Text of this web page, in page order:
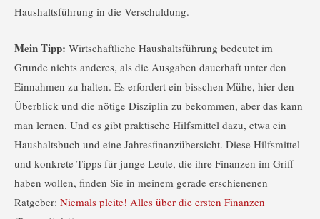
Haushaltsführung in die Verschuldung.
Mein Tipp: Wirtschaftliche Haushaltsführung bedeutet im
Grunde nichts anderes, als die Ausgaben dauerhaft unter den
Einnahmen zu halten. Es erfordert ein bisschen Mühe, hier den
Überblick und die nötige Disziplin zu bekommen, aber das kann
man lernen. Und es gibt praktische Hilfsmittel dazu, etwa ein
Haushaltsbuch und eine Jahresfinanzübersicht. Diese Hilfsmittel
und konkrete Tipps für junge Leute, die ihre Finanzen im Griff
haben wollen, finden Sie in meinem gerade erschienenen
Ratgeber: Niemals pleite! Alles über die ersten Finanzen